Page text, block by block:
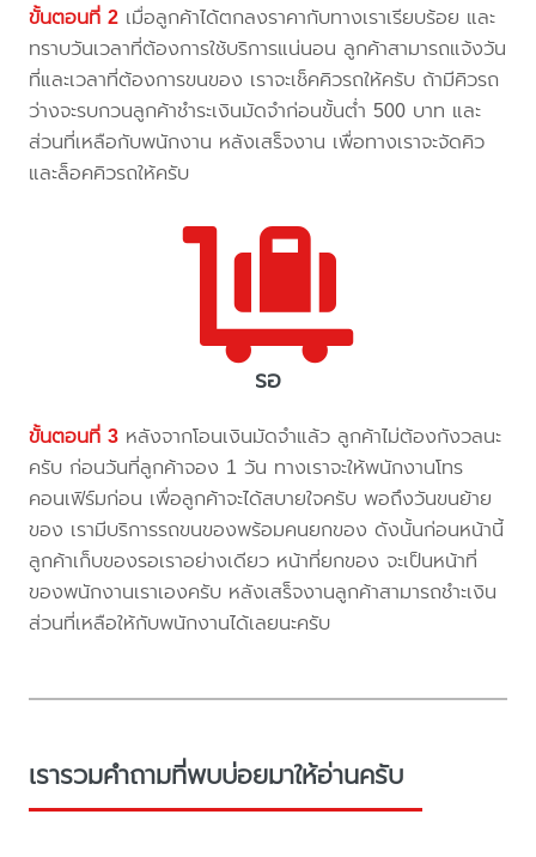
ขั้นตอนที่ 2 เมื่อลูกค้าได้ตกลงราคากับทางเราเรียบร้อย และ
ทราบวันเวลาที่ต้องการใช้บริการแน่นอน ลูกค้าสามารถแจ้งวัน
ที่และเวลาที่ต้องการขนของ เราจะเช็คคิวรถให้ครับ ถ้ามีคิวรถ
ว่างจะรบกวนลูกค้าชำระเงินมัดจำก่อนขั้นต่ำ 500 บาท และ
ส่วนที่เหลือกับพนักงาน หลังเสร็จงาน เพื่อทางเราจะจัดคิว
และล็อคคิวรถให้ครับ
รอ
ขั้นตอนที่ 3 หลังจากโอนเงินมัดจำแล้ว ลูกค้าไม่ต้องกังวลนะ
ครับ ก่อนวันที่ลูกค้าจอง 1 วัน ทางเราจะให้พนักงานโทร
คอนเฟิร์มก่อน เพื่อลูกค้าจะได้สบายใจครับ พอถึงวันขนย้าย
ของ เรามีบริการรถขนของพร้อมคนยกของ ดังนั้นก่อนหน้านี้
ลูกค้าเก็บของรอเราอย่างเดียว หน้าที่ยกของ จะเป็นหน้าที่
ของพนักงานเราเองครับ หลังเสร็จงานลูกค้าสามารถชำะเงิน
ส่วนที่เหลือให้กับพนักงานได้เลยนะครับ
เรารวมคำถามที่พบบ่อยมาให้อ่านครับ